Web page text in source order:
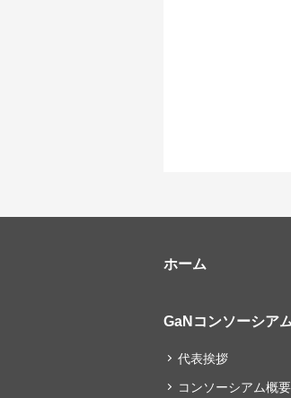
担当：
ホーム
GaNコンソーシア
代表挨拶
コンソーシアム概要